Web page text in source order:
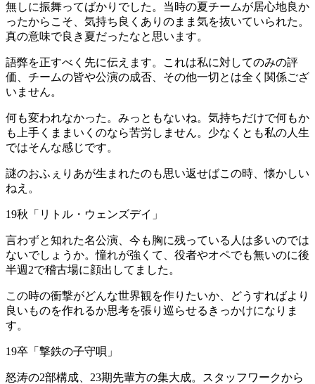
無しに振舞ってばかりでした。当時の夏チームが居心地良か
ったからこそ、気持ち良くありのまま気を抜いていられた。
真の意味で良き夏だったなと思います。
語弊を正すべく先に伝えます。これは私に対してのみの評
価、チームの皆や公演の成否、その他一切とは全く関係ござ
いません。
何も変われなかった。みっともないね。気持ちだけで何もか
も上手くままいくのなら苦労しません。少なくとも私の人生
ではそんな感じです。
謎のおふぇりあが生まれたのも思い返せばこの時、懐かしい
ねえ。
19秋「リトル・ウェンズデイ」
言わずと知れた名公演、今も胸に残っている人は多いのでは
ないでしょうか。憧れが強くて、役者やオペでも無いのに後
半週2で稽古場に顔出してました。
この時の衝撃がどんな世界観を作りたいか、どうすればより
良いものを作れるか思考を張り巡らせるきっかけになりま
す。
19卒「撃鉄の子守唄」
怒涛の2部構成、23期先輩方の集大成。スタッフワークから